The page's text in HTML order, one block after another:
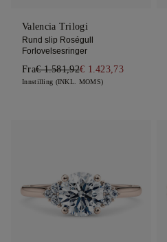
Valencia Trilogi
Rund slip Roségull
Forlovelsesringer
Fra€ 1.581,92€ 1.423,73
Innstilling (INKL. MOMS)